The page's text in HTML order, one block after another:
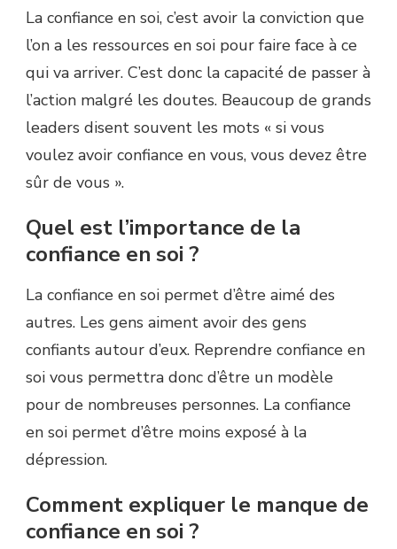
La confiance en soi, c’est avoir la conviction que
l’on a les ressources en soi pour faire face à ce
qui va arriver. C’est donc la capacité de passer à
l’action malgré les doutes. Beaucoup de grands
leaders disent souvent les mots « si vous
voulez avoir confiance en vous, vous devez être
sûr de vous ».
Quel est l’importance de la
confiance en soi ?
La confiance en soi permet d’être aimé des
autres. Les gens aiment avoir des gens
confiants autour d’eux. Reprendre confiance en
soi vous permettra donc d’être un modèle
pour de nombreuses personnes. La confiance
en soi permet d’être moins exposé à la
dépression.
Comment expliquer le manque de
confiance en soi ?